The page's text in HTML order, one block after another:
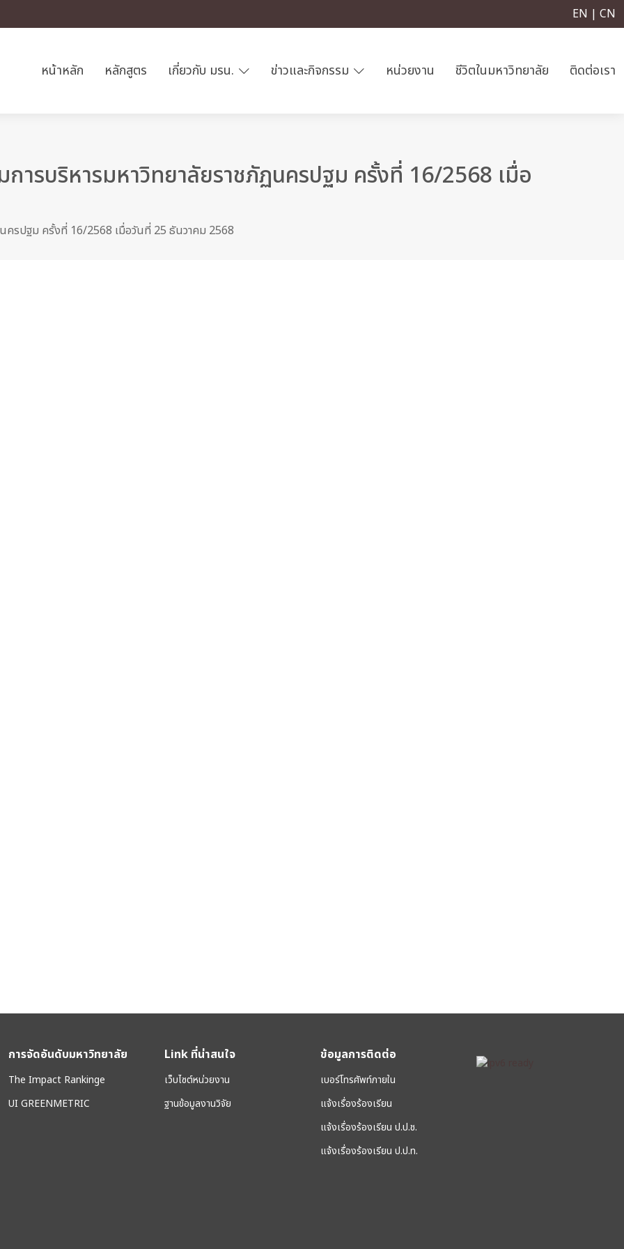
EN | CN
หน้าหลัก หลักสูตร เกี่ยวกับ มรน. ข่าวและกิจกรรม หน่วยงาน ชีวิตในมหาวิทยาลัย ติดต่อเรา
ารบริหารมหาวิทยาลัยราชภัฏนครปฐม ครั้งที่ 16/2568 เมื่อ
ครปฐม ครั้งที่ 16/2568 เมื่อวันที่ 25 ธันวาคม 2568
การจัดอันดับมหาวิทยาลัย
The Impact Rankinge
UI GREENMETRIC
Link ที่น่าสนใจ
เว็บไซต์หน่วยงาน
ฐานข้อมูลงานวิจัย
ข้อมูลการติดต่อ
เบอร์โทรศัพท์ภายใน
แจ้งเรื่องร้องเรียน
แจ้งเรื่องร้องเรียน ป.ป.ช.
แจ้งเรื่องร้องเรียน ป.ป.ท.